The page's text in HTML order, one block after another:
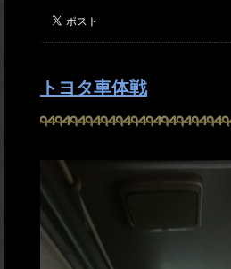
トヨタ車体戦